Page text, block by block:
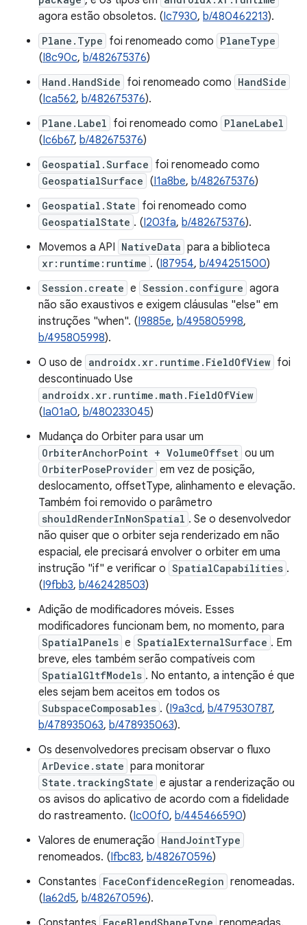
agora estão obsoletos. (Ic7930, b/480462213).
Plane.Type foi renomeado como PlaneType
(I8c90c, b/482675376)
Hand.HandSide foi renomeado como HandSide
(Ica562, b/482675376).
Plane.Label foi renomeado como PlaneLabel
(Ic6b67, b/482675376)
Geospatial.Surface foi renomeado como
GeospatialSurface (I1a8be, b/482675376)
Geospatial.State foi renomeado como
GeospatialState . (I203fa, b/482675376).
Movemos a API NativeData para a biblioteca
xr:runtime:runtime . (I87954, b/494251500)
Session.create e Session.configure agora
não são exaustivos e exigem cláusulas "else" em
instruções "when". (I9885e, b/495805998,
b/495805998).
O uso de androidx.xr.runtime.FieldOfView foi
descontinuado Use
androidx.xr.runtime.math.FieldOfView
(Ia01a0, b/480233045)
Mudança do Orbiter para usar um
OrbiterAnchorPoint + VolumeOffset ou um
OrbiterPoseProvider em vez de posição,
deslocamento, offsetType, alinhamento e elevação.
Também foi removido o parâmetro
shouldRenderInNonSpatial . Se o desenvolvedor
não quiser que o orbiter seja renderizado em não
espacial, ele precisará envolver o orbiter em uma
instrução "if" e verificar o SpatialCapabilities .
(I9fbb3, b/462428503)
Adição de modificadores móveis. Esses
modificadores funcionam bem, no momento, para
SpatialPanels e SpatialExternalSurface . Em
breve, eles também serão compatíveis com
SpatialGltfModels . No entanto, a intenção é que
eles sejam bem aceitos em todos os
SubspaceComposables . (I9a3cd, b/479530787,
b/478935063, b/478935063).
Os desenvolvedores precisam observar o fluxo
ArDevice.state para monitorar
State.trackingState e ajustar a renderização ou
os avisos do aplicativo de acordo com a fidelidade
do rastreamento. (Ic00f0, b/445466590)
Valores de enumeração HandJointType
renomeados. (Ifbc83, b/482670596)
Constantes FaceConfidenceRegion renomeadas.
(Ia62d5, b/482670596).